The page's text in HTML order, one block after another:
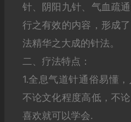
针、阴阳九针、气血疏
行之有效的内容，形成
法精华之大成的针法。
二、疗法特点：
1.全息气道针通俗易懂
不论文化程度高低，不
喜欢就可以学会.